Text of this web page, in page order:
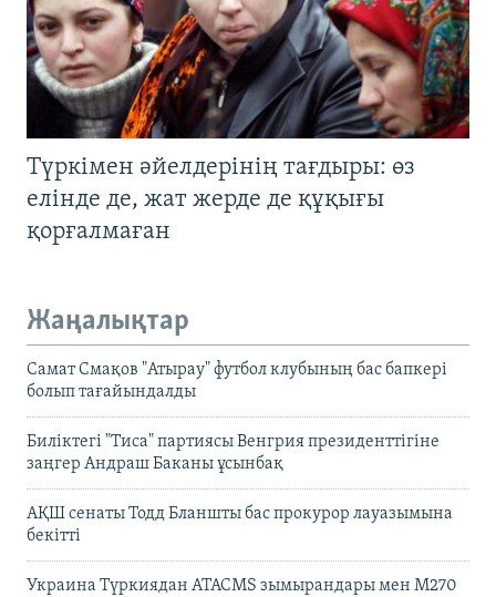
Түркімен әйелдерінің тағдыры: өз
елінде де, жат жерде де құқығы
қорғалмаған
Жаңалықтар
Самат Смақов "Атырау" футбол клубының бас бапкері
болып тағайындалды
Биліктегі "Тиса" партиясы Венгрия президенттігіне
заңгер Андраш Баканы ұсынбақ
АҚШ сенаты Тодд Бланшты бас прокурор лауазымына
бекітті
Украина Түркиядан ATACMS зымырандары мен M270